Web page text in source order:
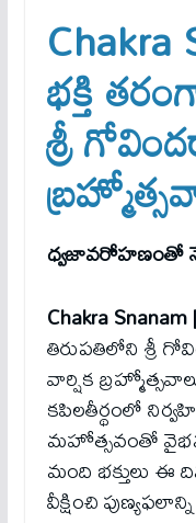
Chakra
భక్తి
శ్రీ
ధ్వజావరోహణంతో
Chakra
తిరుపతిలోని శ్రీ
వార్షిక
కపిలతీర్థంలో
మహోత్సవంతో
మంది భక్తులు ఈ
వీక్షించి